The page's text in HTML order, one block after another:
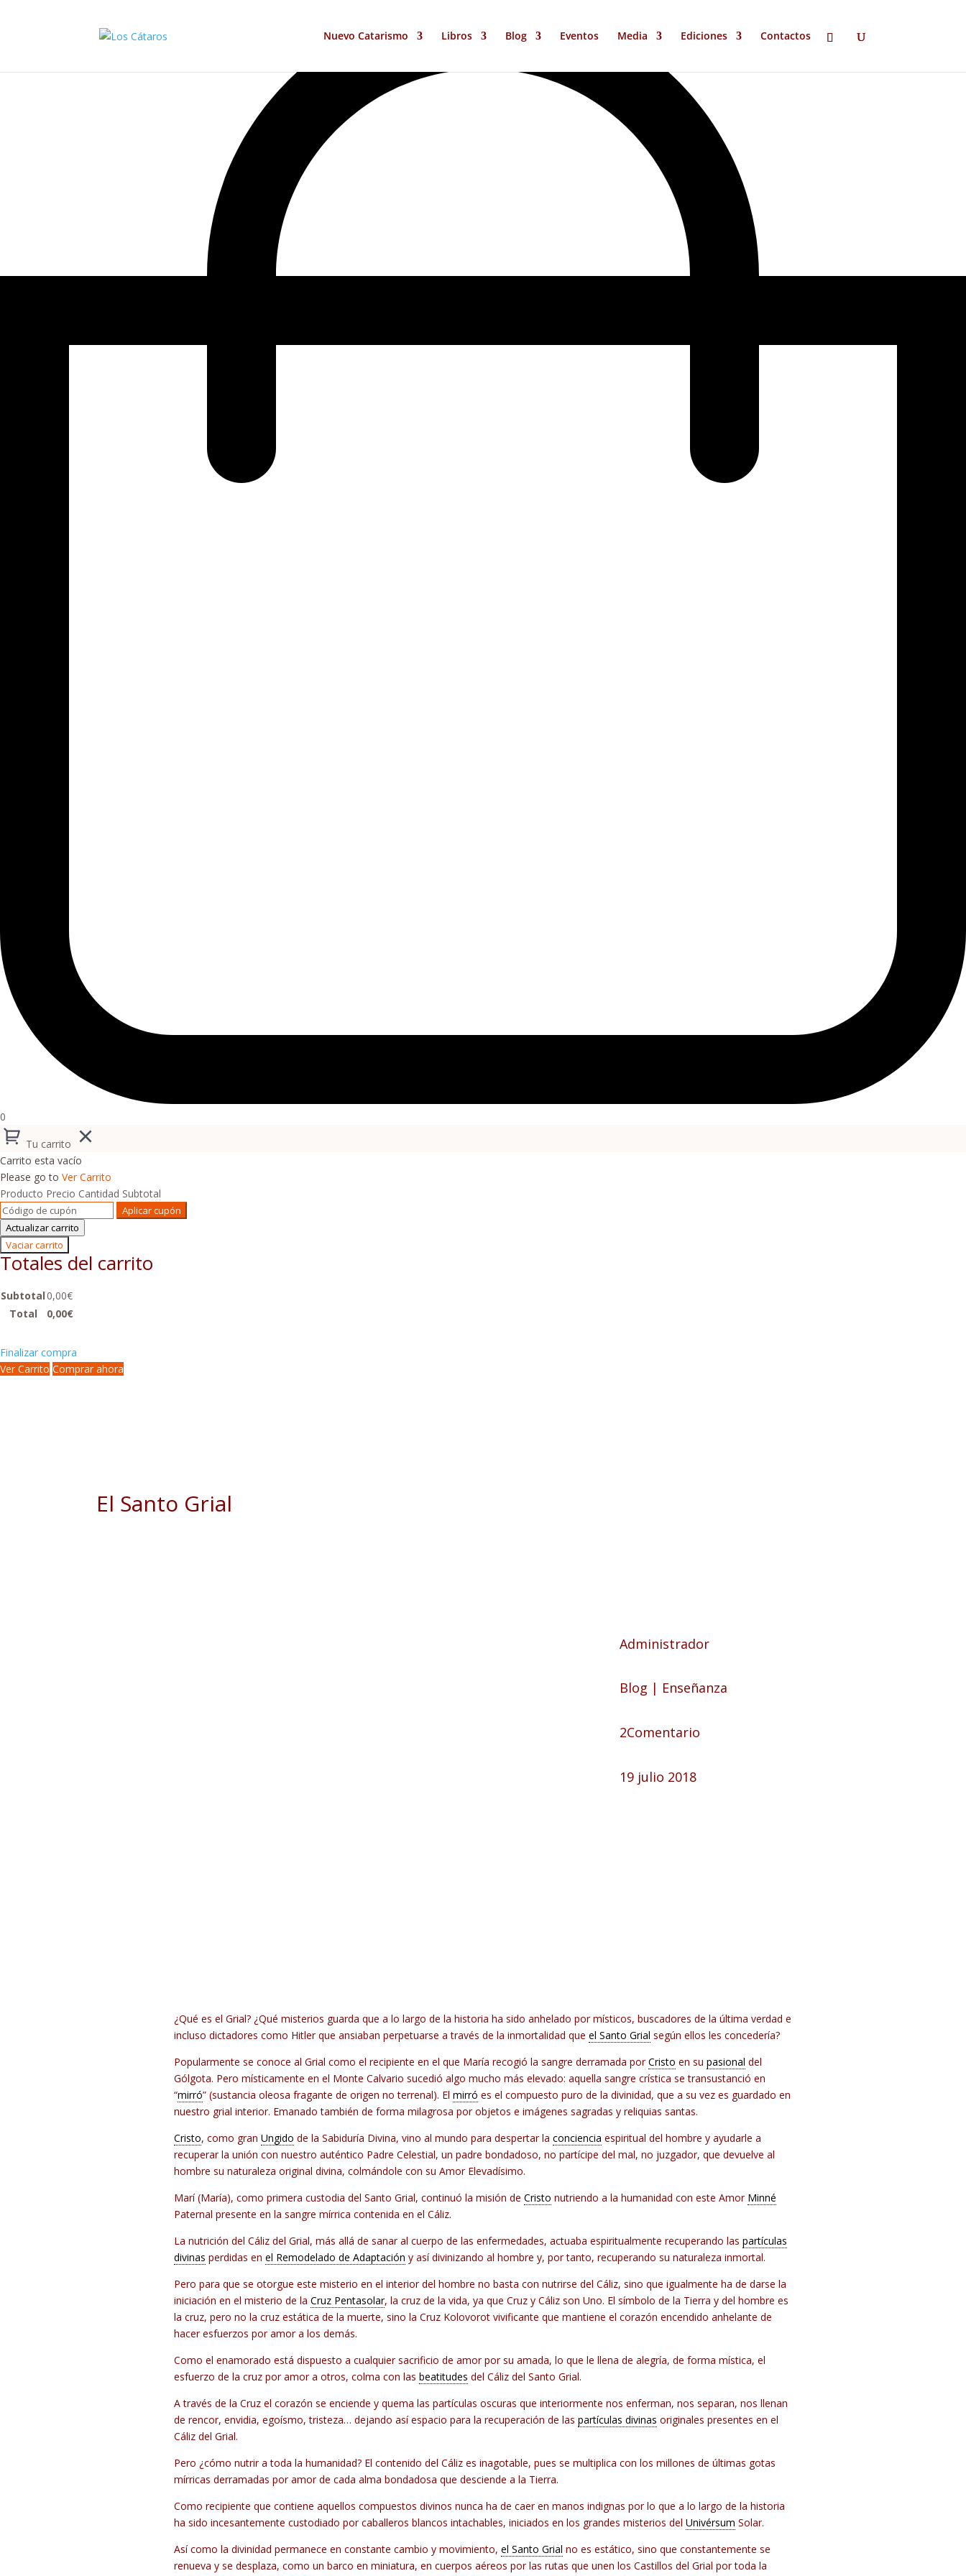
0
Tu carrito
Carrito esta vacío
Please go to Ver Carrito
Producto Precio Cantidad Subtotal
Aplicar cupón
Actualizar carrito
Vaciar carrito
Totales del carrito
Subtotal0,00€
Total
0,00€
Finalizar compra
Ver Carrito Comprar ahora
Nuevo Catarismo Libros Blog Eventos Media Ediciones Contactos
El Santo Grial
Administrador
Blog | Enseñanza
2Comentario
19 julio 2018
¿Qué es el Grial? ¿Qué misterios guarda que a lo largo de la historia ha sido anhelado por místicos, buscadores de la última verdad e
incluso dictadores como Hitler que ansiaban perpetuarse a través de la inmortalidad que el Santo Grial según ellos les concedería?
Popularmente se conoce al Grial como el recipiente en el que María recogió la sangre derramada porCristo en su pasional del
Gólgota. Pero místicamente en el Monte Calvario sucedió algo mucho más elevado: aquella sangre crística se transustanció en
“mirró” (sustancia oleosa fragante de origen no terrenal). El mirró es el compuesto puro de la divinidad, que a su vez es guardado en
nuestro grial interior. Emanado también de forma milagrosa por objetos e imágenes sagradas y reliquias santas.
Cristo, como gran Ungido de la Sabiduría Divina, vino al mundo para despertar la conciencia espiritual del hombre y ayudarle a
recuperar la unión con nuestro auténtico Padre Celestial, un padre bondadoso, no partícipe del mal, no juzgador, que devuelve al
hombre su naturaleza original divina, colmándole con su Amor Elevadísimo.
Marí (María), como primera custodia del Santo Grial, continuó la misión de Cristo nutriendo a la humanidad con este Amor Minné
Paternal presente en la sangre mírrica contenida en el Cáliz.
La nutrición del Cáliz del Grial, más allá de sanar al cuerpo de las enfermedades, actuaba espiritualmente recuperando las partículas
divinas perdidas en el Remodelado de Adaptación y así divinizando al hombre y, por tanto, recuperando su naturaleza inmortal.
Pero para que se otorgue este misterio en el interior del hombre no basta con nutrirse del Cáliz, sino que igualmente ha de darse la
iniciación en el misterio de la Cruz Pentasolar, la cruz de la vida, ya que Cruz y Cáliz son Uno. El símbolo de la Tierra y del hombre es
la cruz, pero no la cruz estática de la muerte, sino la Cruz Kolovorot vivificante que mantiene el corazón encendido anhelante de
hacer esfuerzos por amor a los demás.
Como el enamorado está dispuesto a cualquier sacrificio de amor por su amada, lo que le llena de alegría, de forma mística, el
esfuerzo de la cruz por amor a otros, colma con las beatitudes del Cáliz del Santo Grial.
A través de la Cruz el corazón se enciende y quema las partículas oscuras que interiormente nos enferman, nos separan, nos llenan
de rencor, envidia, egoísmo, tristeza… dejando así espacio para la recuperación de las partículas divinas originales presentes en el
Cáliz del Grial.
Pero ¿cómo nutrir a toda la humanidad? El contenido del Cáliz es inagotable, pues se multiplica con los millones de últimas gotas
mírricas derramadas por amor de cada alma bondadosa que desciende a la Tierra.
Como recipiente que contiene aquellos compuestos divinos nunca ha de caer en manos indignas por lo que a lo largo de la historia
ha sido incesantemente custodiado por caballeros blancos intachables, iniciados en los grandes misterios del Univérsum Solar.
Así como la divinidad permanece en constante cambio y movimiento, el Santo Grial no es estático, sino que constantemente se
renueva y se desplaza, como un barco en miniatura, en cuerpos aéreos por las rutas que unen los Castillos del Grial por toda la